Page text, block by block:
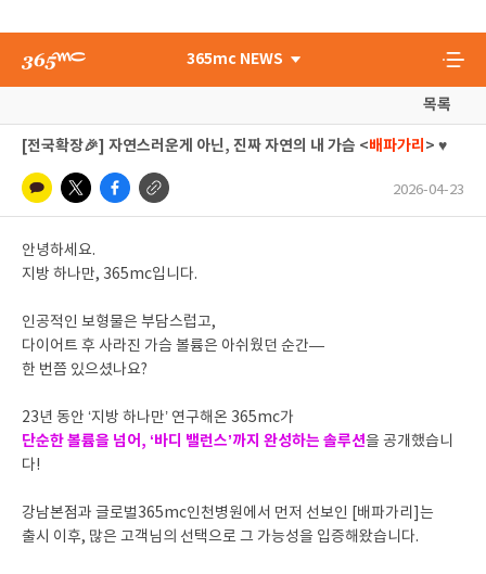
365mc NEWS
목록
[전국확장🎉] 자연스러운게 아닌, 진짜 자연의 내 가슴 <배파가리 > ♥
2026-04-23
안녕하세요.
지방 하나만, 365mc입니다.
인공적인 보형물은 부담스럽고,
다이어트 후 사라진 가슴 볼륨은 아쉬웠던 순간—
한 번쯤 있으셨나요?
23년 동안 ‘지방 하나만’ 연구해온 365mc가
단순한 볼륨을 넘어, ‘바디 밸런스’까지 완성하는 솔루션을 공개했습니
다!
강남본점과 글로벌365mc인천병원에서 먼저 선보인 [배파가리]는
출시 이후, 많은 고객님의 선택으로 그 가능성을 입증해왔습니다.